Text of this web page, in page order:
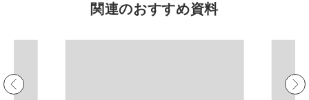
正社員
関連のおすすめ資料